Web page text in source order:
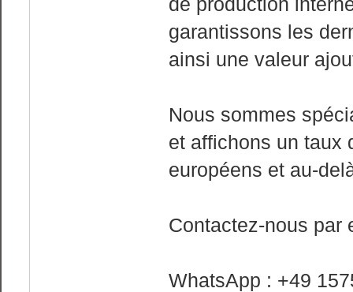
garantissons les
ainsi une valeur
Nous sommes
et affichons un taux
européens et au-
Contactez-nous par
WhatsApp : +49